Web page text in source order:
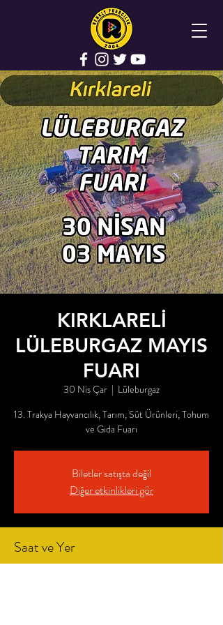
KIRKLARELİ
LÜLEBURGAZ MAYIS
FUARI
30 Nis Çar
  |
Lüleburgaz
13. Trakya Hayvancılık, Tarım, Süt Ürünleri, Tohum
ve Gıda Fuarı
Biletler satışta değil
Diğer etkinlikleri gör
Saat ve Yer